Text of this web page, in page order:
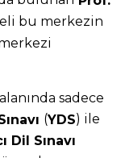
bu merkezin
sadece
(YDS) ile
Dil Sınavı